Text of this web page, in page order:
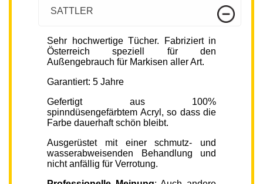
SATTLER
Sehr hochwertige Tücher. Fabriziert in
Österreich speziell für den
Außengebrauch für Markisen aller Art.
Garantiert: 5 Jahre
Gefertigt aus 100%
spinndüsengefärbtem Acryl, so dass die
Farbe dauerhaft schön bleibt.
Ausgerüstet mit einer schmutz- und
wasserabweisenden Behandlung und
nicht anfällig für Verrotung.